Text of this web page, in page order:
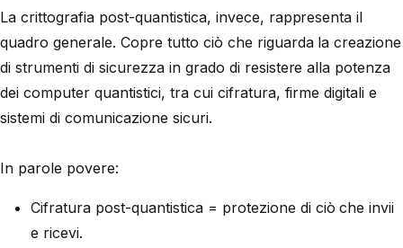
La crittografia post-quantistica, invece, rappresenta il
quadro generale. Copre tutto ciò che riguarda la creazione
di strumenti di sicurezza in grado di resistere alla potenza
dei computer quantistici, tra cui cifratura, firme digitali e
sistemi di comunicazione sicuri.
In parole povere:
Cifratura post-quantistica = protezione di ciò che invii
e ricevi.